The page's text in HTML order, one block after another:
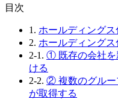
⽬次
1. ホールディングス
2. ホールディング
2-1. ① 既存の会社を
ける
2-2. ② 複数のグルー
が取得する